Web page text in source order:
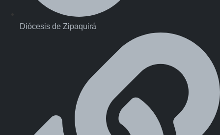
Diócesis de Zipaquirá